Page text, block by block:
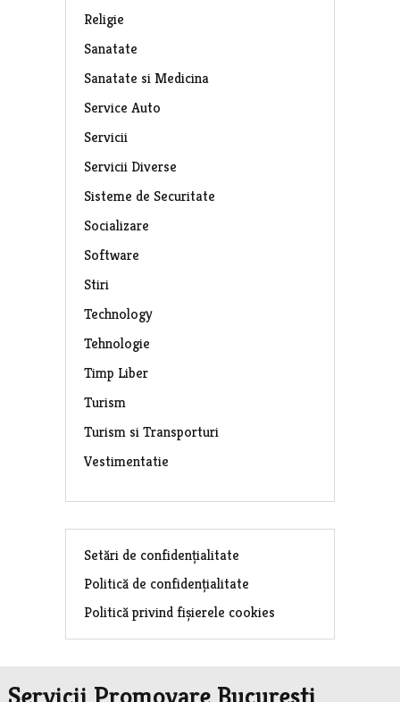
Religie
Sanatate
Sanatate si Medicina
Service Auto
Servicii
Servicii Diverse
Sisteme de Securitate
Socializare
Software
Stiri
Technology
Tehnologie
Timp Liber
Turism
Turism si Transporturi
Vestimentatie
Setări de confidențialitate
Politică de confidențialitate
Politică privind fișierele cookies